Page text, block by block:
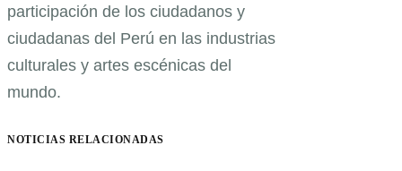
participación de los ciudadanos y
ciudadanas del Perú en las industrias
culturales y artes escénicas del
mundo.
NOTICIAS RELACIONADAS